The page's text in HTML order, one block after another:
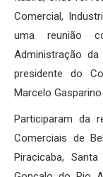
Comercial,
uma reunião
Administração
presidente do
Marcelo Gasparino
Participaram da
Comerciais de
Piracicaba,